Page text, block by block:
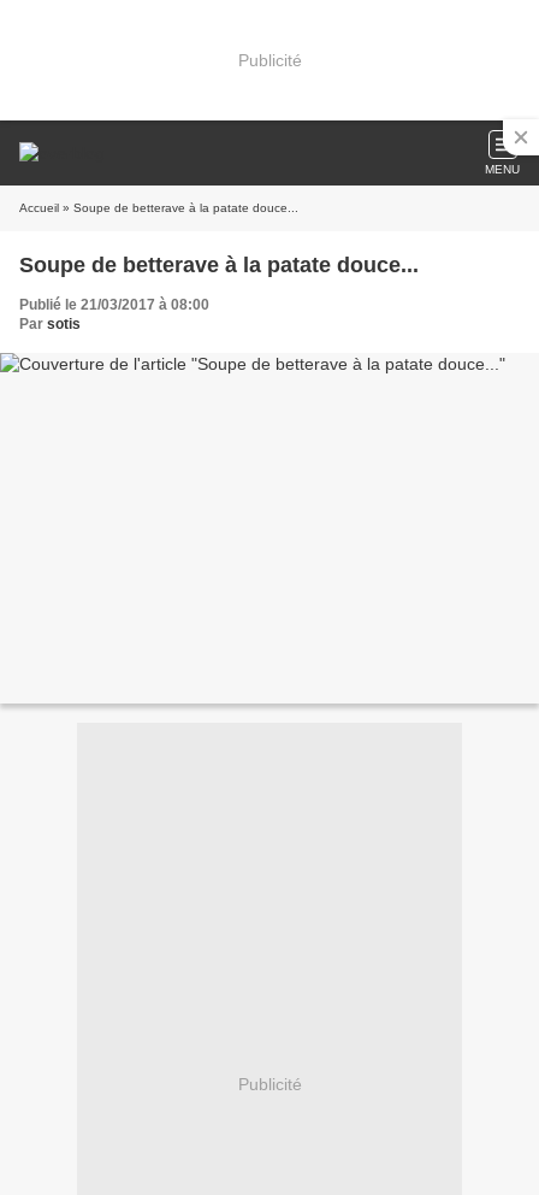
Publicité
MENU
Accueil » Soupe de betterave à la patate douce...
Soupe de betterave à la patate douce...
Publié le 21/03/2017 à 08:00
Par sotis
Publicité